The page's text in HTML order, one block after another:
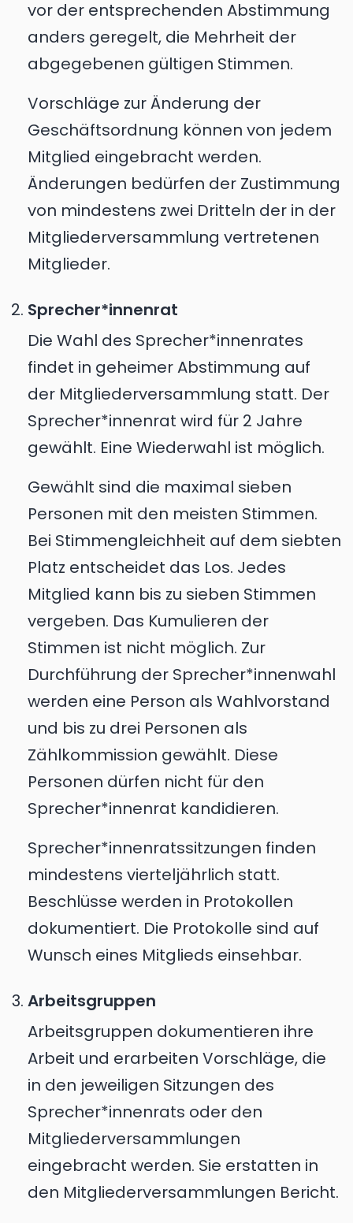
vor der entsprechenden Abstimmung
anders geregelt, die Mehrheit der
abgegebenen gültigen Stimmen.
Vorschläge zur Änderung der
Geschäftsordnung können von jedem
Mitglied eingebracht werden.
Änderungen bedürfen der Zustimmung
von mindestens zwei Dritteln der in der
Mitgliederversammlung vertretenen
Mitglieder.
Sprecher*innenrat
Die Wahl des Sprecher*innenrates
findet in geheimer Abstimmung auf
der Mitgliederversammlung statt. Der
Sprecher*innenrat wird für 2 Jahre
gewählt. Eine Wiederwahl ist möglich.
Gewählt sind die maximal sieben
Personen mit den meisten Stimmen.
Bei Stimmengleichheit auf dem siebten
Platz entscheidet das Los. Jedes
Mitglied kann bis zu sieben Stimmen
vergeben. Das Kumulieren der
Stimmen ist nicht möglich. Zur
Durchführung der Sprecher*innenwahl
werden eine Person als Wahlvorstand
und bis zu drei Personen als
Zählkommission gewählt. Diese
Personen dürfen nicht für den
Sprecher*innenrat kandidieren.
Sprecher*innenratssitzungen finden
mindestens vierteljährlich statt.
Beschlüsse werden in Protokollen
dokumentiert. Die Protokolle sind auf
Wunsch eines Mitglieds einsehbar.
Arbeitsgruppen
Arbeitsgruppen dokumentieren ihre
Arbeit und erarbeiten Vorschläge, die
in den jeweiligen Sitzungen des
Sprecher*innenrats oder den
Mitgliederversammlungen
eingebracht werden. Sie erstatten in
den Mitgliederversammlungen Bericht.